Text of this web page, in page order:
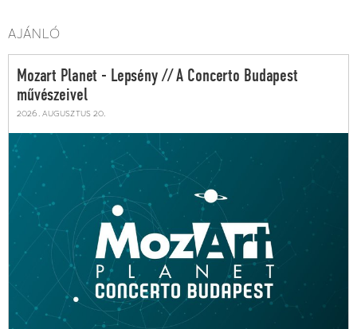
AJÁNLÓ
Mozart Planet - Lepsény // A Concerto Budapest
művészeivel
2026. augusztus 20.